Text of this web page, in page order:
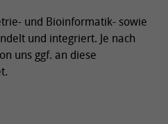
und Bioinformatik- sowie
und integriert. Je nach
uns ggf. an diese